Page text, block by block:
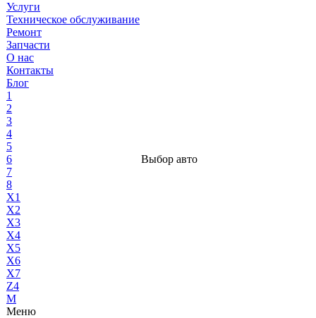
Услуги
Техническое обслуживание
Ремонт
Запчасти
О нас
Контакты
Блог
1
2
3
4
5
6
7
8
X1
X2
X3
X4
X5
X6
X7
Z4
М
Меню
Выбор авто